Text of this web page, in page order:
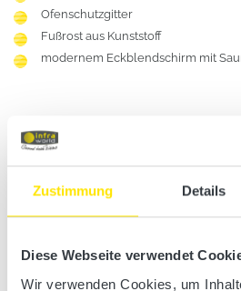
Zustimmung Details
Diese Webseite verwendet
Wir verwenden Cookies, um
Ofenschutzgitter
Fußrost aus Kunststoff
modernem Eckblendschirm mit